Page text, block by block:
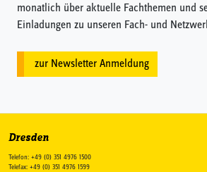
monatlich über aktuelle Fachthemen und
Einladungen zu unseren Fach- und
zur Newsletter Anmeldung
Dresden
Telefon: +49 (0) 351 4976 1500
Telefax: +49 (0) 351 4976 1599